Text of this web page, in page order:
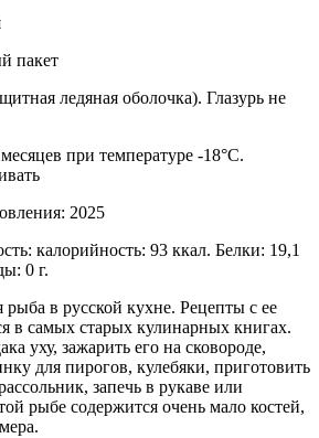
пакет
ледяная оболочка). Глазурь не
при температуре -18°С.
2025
калорийность: 93 ккал. Белки: 19,1
0 г.
в русской кухне. Рецепты с ее
в самых старых кулинарных книгах.
уху, зажарить его на сковороде,
для пирогов, кулебяки, приготовить
запечь в рукаве или
рыбе содержится очень мало костей,